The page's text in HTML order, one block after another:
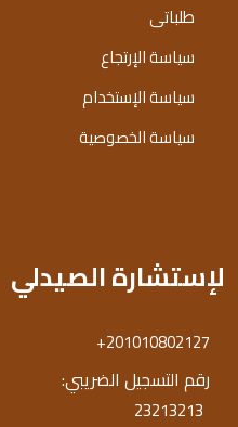
طلباتى
سياسة الإرتجاع
سياسة الإستخدام
سياسة الخصوصية
لإستشارة الصيدلي
+201010802127
رقم التسجيل الضريبي:
23213213